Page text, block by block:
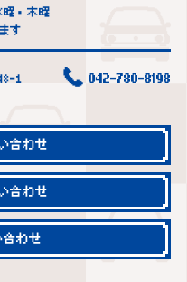
・木曜
す
1 042-780-8198
合わせ
合わせ
合わせ